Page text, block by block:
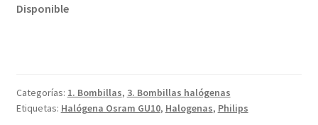
Disponible
Categorías: 1. Bombillas, 3. Bombillas halógenas
Etiquetas: Halógena Osram GU10, Halogenas, Philips